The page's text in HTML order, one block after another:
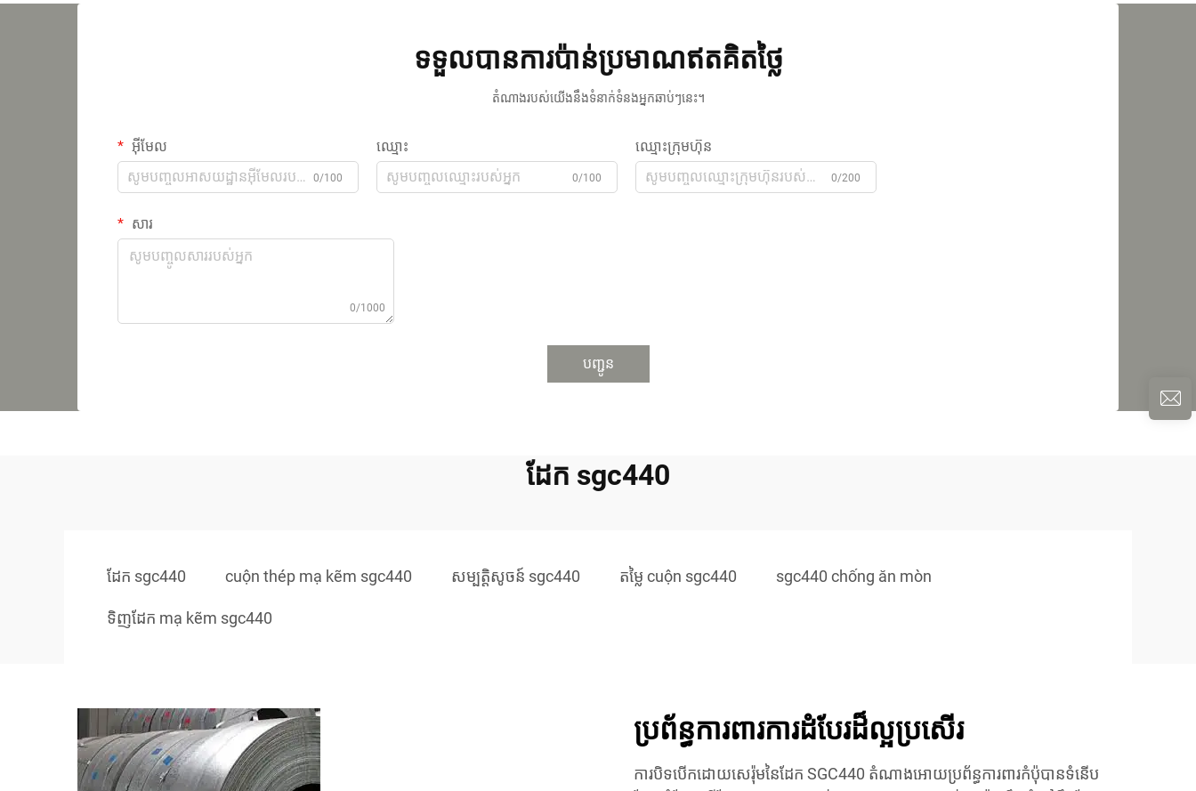
ទទួលបានការប៉ាន់ប្រមាណឥតគិតថ្លៃ
តំណាងរបស់យើងនឹងទំនាក់ទំនងអ្នកឆាប់ៗនេះ។
អ៊ីមែល
0/100
ឈ្មោះ
0/100
ឈ្មោះក្រុមហ៊ុន
0/200
សារ
0/1000
បញ្ជូន
ដែក sgc440
ដែក sgc440 cuộn thép mạ kẽm sgc440 សម្បត្តិសូចន៍ sgc440 តម្លៃ cuộn sgc440 sgc440 chống ăn mòn
ទិញដែក mạ kẽm sgc440
ប្រព័ន្ធការពារការដំបែរដ៏ល្អប្រសើរ
ការបិទបើកដោយសេរ៉ុមនៃដែក SGC440 តំណាងអោយប្រព័ន្ធការពារកំប៉ុបានទំនើប